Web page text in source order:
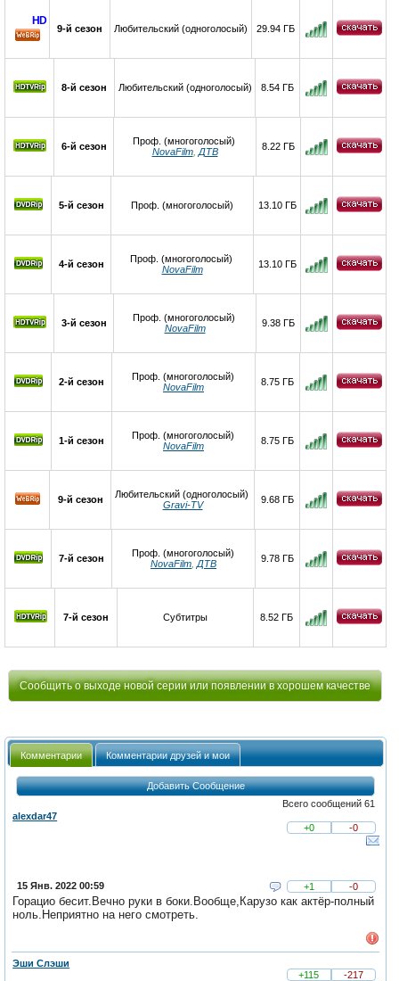
HD
9-й сезон Любительский (одноголосый) 29.94 ГБ
8-й сезон Любительский (одноголосый) 8.54 ГБ
6-й сезон
Проф. (многоголосый)
NovaFilm, ДТВ 8.22 ГБ
5-й сезон Проф. (многоголосый) 13.10 ГБ
4-й сезон
Проф. (многоголосый)
NovaFilm
13.10 ГБ
3-й сезон
Проф. (многоголосый)
NovaFilm
9.38 ГБ
2-й сезон
Проф. (многоголосый)
NovaFilm
8.75 ГБ
1-й сезон
Проф. (многоголосый)
NovaFilm
8.75 ГБ
9-й сезон
Любительский (одноголосый)
Gravi-TV
9.68 ГБ
7-й сезон
Проф. (многоголосый)
NovaFilm ДТВ 9.78 ГБ
7-й сезон Субтитры 8.52 ГБ
Сообщить о выходе новой серии или появлении в хорошем качестве
Комментарии Комментарии друзей и мои
Добавить Сообщение
Всего сообщений 61
alexdar47
+0
-0
15 Янв. 2022 00:59 +1 -0
Горацио бесит.Вечно руки в боки.Вообще,Карузо как актёр-полный
ноль.Неприятно на него смотреть.
Эши Слэши
+115
-217